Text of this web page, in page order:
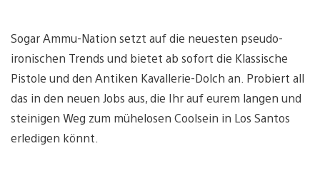
Sogar Ammu-Nation setzt auf die neuesten pseudo-
ironischen Trends und bietet ab sofort die Klassische
Pistole und den Antiken Kavallerie-Dolch an. Probiert all
das in den neuen Jobs aus, die Ihr auf eurem langen und
steinigen Weg zum mühelosen Coolsein in Los Santos
erledigen könnt.